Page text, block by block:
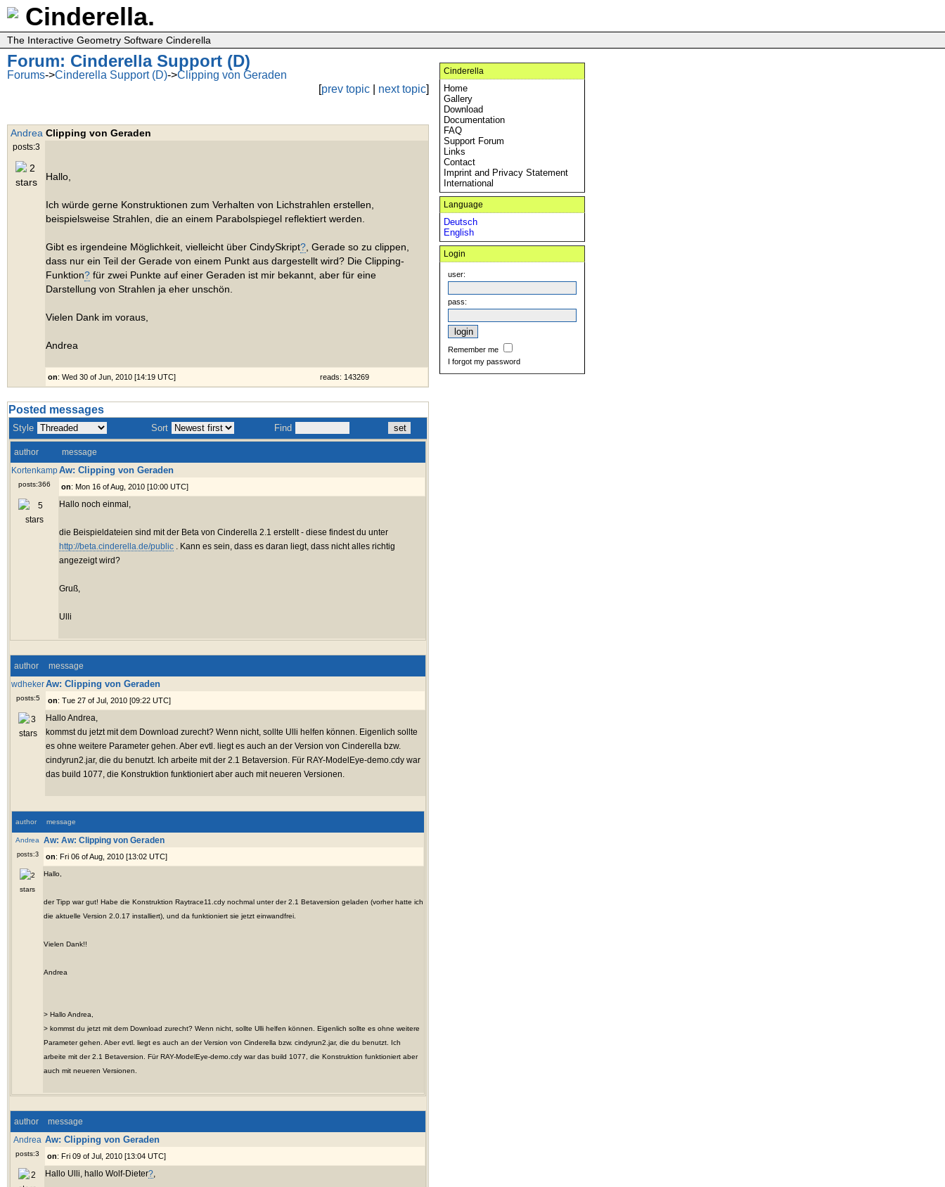
Cinderella.
The Interactive Geometry Software Cinderella
Forum: Cinderella Support (D)
Forums->Cinderella Support (D)->Clipping von Geraden
[prev topic next topic]
Andrea
posts:3
Clipping von Geraden
Hallo,
Ich würde gerne Konstruktionen zum Verhalten von Lichstrahlen erstellen,
beispielsweise Strahlen, die an einem Parabolspiegel reflektiert werden.
Gibt es irgendeine Möglichkeit, vielleicht über CindySkript? , Gerade so zu clippen,
dass nur ein Teil der Gerade von einem Punkt aus dargestellt wird? Die Clipping-
Funktion? für zwei Punkte auf einer Geraden ist mir bekannt, aber für eine
Darstellung von Strahlen ja eher unschön.
Vielen Dank im voraus,
Andrea
on: Wed 30 of Jun, 2010 [14:19 UTC] reads: 143269
Posted messages
Style Sort Find
author
message
Kortenkamp
posts:366
Aw: Clipping von Geraden
on: Mon 16 of Aug, 2010 [10:00 UTC]
Hallo noch einmal,
die Beispieldateien sind mit der Beta von Cinderella 2.1 erstellt - diese findest du unter
http://beta.cinderella.de/public . Kann es sein, dass es daran liegt, dass nicht alles richtig
angezeigt wird?
Gruß,
Ulli
author
message
wdheker
posts:5
Aw: Clipping von Geraden
on: Tue 27 of Jul, 2010 [09:22 UTC]
Hallo Andrea,
kommst du jetzt mit dem Download zurecht? Wenn nicht, sollte Ulli helfen können. Eigenlich sollte
es ohne weitere Parameter gehen. Aber evtl. liegt es auch an der Version von Cinderella bzw.
cindyrun2.jar, die du benutzt. Ich arbeite mit der 2.1 Betaversion. Für RAY-ModelEye-demo.cdy war
das build 1077, die Konstruktion funktioniert aber auch mit neueren Versionen.
author message
Andrea
posts:3
Aw: Aw: Clipping von Geraden
on: Fri 06 of Aug, 2010 [13:02 UTC]
Hallo,
der Tipp war gut! Habe die Konstruktion Raytrace11.cdy nochmal unter der 2.1 Betaversion geladen (vorher hatte ich
die aktuelle Version 2.0.17 installiert), und da funktioniert sie jetzt einwandfrei.
Vielen Dank!!
Andrea
> Hallo Andrea,
> kommst du jetzt mit dem Download zurecht? Wenn nicht, sollte Ulli helfen können. Eigenlich sollte es ohne weitere
Parameter gehen. Aber evtl. liegt es auch an der Version von Cinderella bzw. cindyrun2.jar, die du benutzt. Ich
arbeite mit der 2.1 Betaversion. Für RAY-ModelEye-demo.cdy war das build 1077, die Konstruktion funktioniert aber
auch mit neueren Versionen.
author
message
Andrea
posts:3
Aw: Clipping von Geraden
on: Fri 09 of Jul, 2010 [13:04 UTC]
Hallo Ulli, hallo Wolf-Dieter?
Cinderella
Home
Gallery
Download
Documentation
FAQ
Support Forum
Links
Contact
Imprint and Privacy Statement
International
Language
Deutsch
English
Login
user:
pass:
Remember me
I forgot my password